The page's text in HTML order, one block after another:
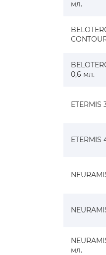
мл.
0,6 мл.
ETERMIS
ETERMIS
мл.